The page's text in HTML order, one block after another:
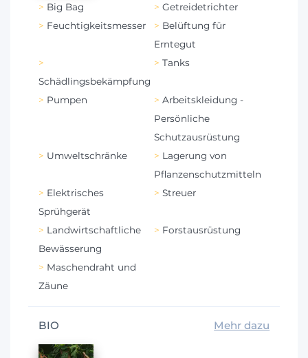
Big Bag
Getreidetrichter
Feuchtigkeitsmesser
Belüftung für
Erntegut
Schädlingsbekämpfung
Tanks
Pumpen
Arbeitskleidung -
Persönliche
Schutzausrüstung
Umweltschränke
Lagerung von
Pflanzenschutzmitteln
Elektrisches
Sprühgerät
Streuer
Landwirtschaftliche
Bewässerung
Forstausrüstung
Maschendraht und
Zäune
BIO Mehr dazu